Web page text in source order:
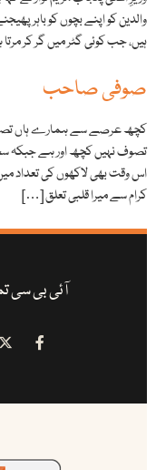
والدین کو اپنے بچوں کو باہر
ہیں، جب کوئی گٹر میں گر کر
صوفی صاحب
کچھ عرصے سے ہمارے ہاں تصوف
تصوف نہیں کچھ اور ہے جبکہ
اس وقت بھی لاکھوں کی تعداد
کرام سے میرا قلبی تعلق […]
آئی بی سی